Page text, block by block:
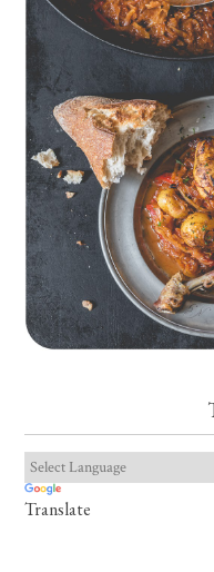
Geschmorte
Translate